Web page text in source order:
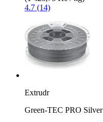
4.7 (14)
Extrudr
Green-TEC PRO Silver